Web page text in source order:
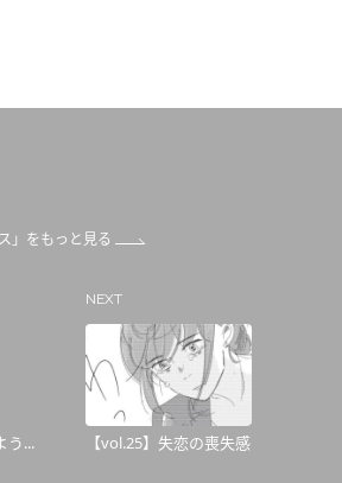
」をもっと見る
う...
NEXT
【vol.25】失恋の喪失感